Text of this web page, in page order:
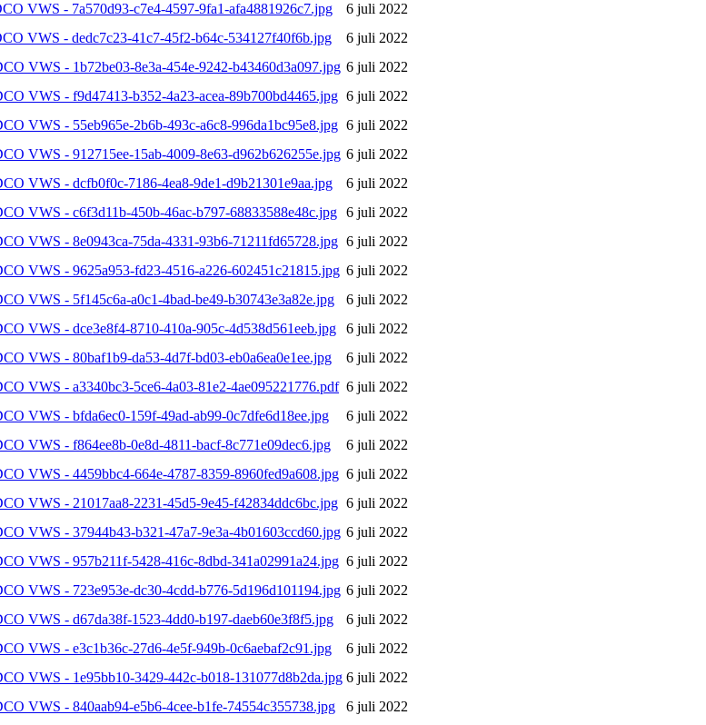
VWS - 7a570d93-c7e4-4597-9fa1-afa4881926c7.jpg
6 juli 2022
VWS - dedc7c23-41c7-45f2-b64c-534127f40f6b.jpg
6 juli 2022
VWS - 1b72be03-8e3a-454e-9242-b43460d3a097.jpg 6 juli 2022
VWS - f9d47413-b352-4a23-acea-89b700bd4465.jpg 6 juli 2022
VWS - 55eb965e-2b6b-493c-a6c8-996da1bc95e8.jpg 6 juli 2022
VWS - 912715ee-15ab-4009-8e63-d962b626255e.jpg 6 juli 2022
VWS - dcfb0f0c-7186-4ea8-9de1-d9b21301e9aa.jpg
6 juli 2022
VWS - c6f3d11b-450b-46ac-b797-68833588e48c.jpg 6 juli 2022
VWS - 8e0943ca-75da-4331-93b6-71211fd65728.jpg 6 juli 2022
VWS - 9625a953-fd23-4516-a226-602451c21815.jpg 6 juli 2022
VWS - 5f145c6a-a0c1-4bad-be49-b30743e3a82e.jpg
6 juli 2022
VWS - dce3e8f4-8710-410a-905c-4d538d561eeb.jpg
6 juli 2022
VWS - 80baf1b9-da53-4d7f-bd03-eb0a6ea0e1ee.jpg
6 juli 2022
VWS - a3340bc3-5ce6-4a03-81e2-4ae095221776.pdf 6 juli 2022
VWS - bfda6ec0-159f-49ad-ab99-0c7dfe6d18ee.jpg
6 juli 2022
VWS - f864ee8b-0e8d-4811-bacf-8c771e09dec6.jpg
6 juli 2022
VWS - 4459bbc4-664e-4787-8359-8960fed9a608.jpg 6 juli 2022
VWS - 21017aa8-2231-45d5-9e45-f42834ddc6bc.jpg 6 juli 2022
VWS - 37944b43-b321-47a7-9e3a-4b01603ccd60.jpg 6 juli 2022
VWS - 957b211f-5428-416c-8dbd-341a02991a24.jpg 6 juli 2022
VWS - 723e953e-dc30-4cdd-b776-5d196d101194.jpg 6 juli 2022
VWS - d67da38f-1523-4dd0-b197-daeb60e3f8f5.jpg
6 juli 2022
VWS - e3c1b36c-27d6-4e5f-949b-0c6aebaf2c91.jpg
6 juli 2022
VWS - 1e95bb10-3429-442c-b018-131077d8b2da.jpg 6 juli 2022
VWS - 840aab94-e5b6-4cee-b1fe-74554c355738.jpg
6 juli 2022